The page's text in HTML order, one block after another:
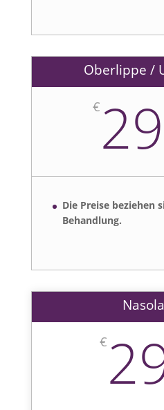
Oberlippe /
€
Die Preise beziehen
Behandlung.
€